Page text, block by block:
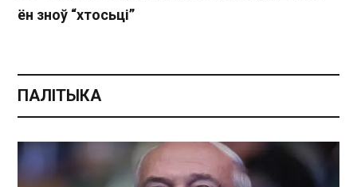
ён зноў “хтосьці”
ПАЛІТЫКА